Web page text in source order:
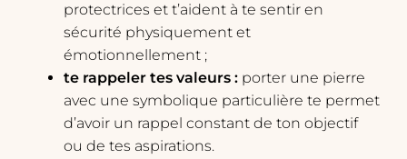
protectrices et t’aident à te sentir en
sécurité physiquement et
émotionnellement ;
te rappeler tes valeurs : porter une pierre
avec une symbolique particulière te permet
d’avoir un rappel constant de ton objectif
ou de tes aspirations.